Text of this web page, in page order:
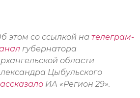
этом со ссылкой на телеграм-
губернатора
области
Цыбульского
ИА «Регион 29».